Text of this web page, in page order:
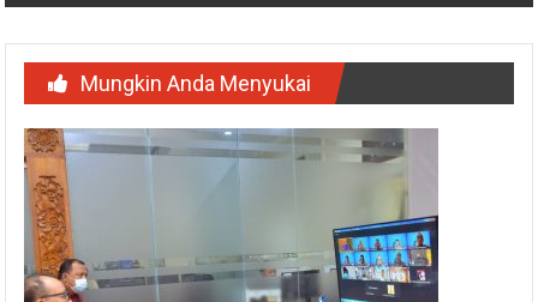
Mungkin Anda Menyukai